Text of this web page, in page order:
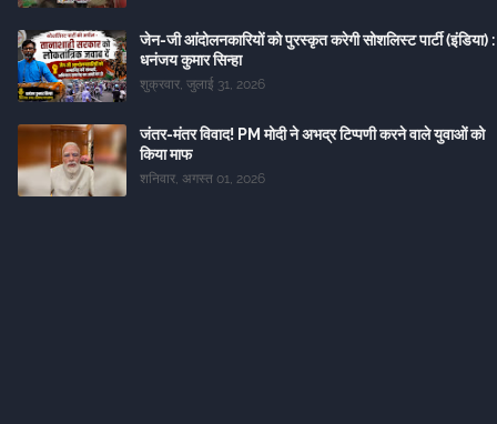
जेन-जी आंदोलनकारियों को पुरस्कृत करेगी सोशलिस्ट पार्टी (इंडिया) :
धनंजय कुमार सिन्हा
शुक्रवार, जुलाई 31, 2026
जंतर-मंतर विवाद! PM मोदी ने अभद्र टिप्पणी करने वाले युवाओं को
किया माफ
शनिवार, अगस्त 01, 2026